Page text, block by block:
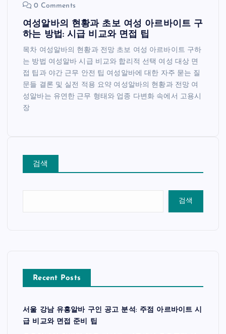
0 Comments
여성알바의 현황과 초보 여성 아르바이트 구
하는 방법: 시급 비교와 면접 팁
목차 여성알바의 현황과 전망 초보 여성 아르바이트 구하
는 방법 여성알바 시급 비교와 합리적 선택 여성 대상 면
접 팁과 야간 근무 안전 팁 여성알바에 대한 자주 묻는 질
문들 결론 및 실전 적용 요약 여성알바의 현황과 전망 여
성알바는 유연한 근무 형태와 업종 다변화 속에서 고용시
장
검색
검색
Recent Posts
서울 강남 유흥알바 구인 공고 분석: 주점 아르바이트 시
급 비교와 면접 준비 팁